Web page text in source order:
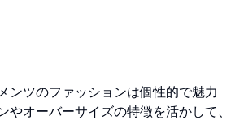
ンツのファッションは個性的で魅力
やオーバーサイズの特徴を活かして、